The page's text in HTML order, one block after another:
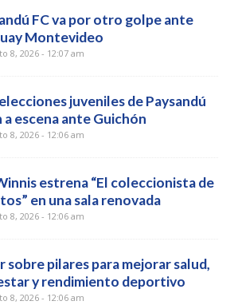
FC va por otro golpe ante
Montevideo
8, 2026 - 12:07 am
juveniles de Paysandú
a escena ante Guichón
8, 2026 - 12:06 am
estrena “El coleccionista de
en una sala renovada
8, 2026 - 12:06 am
sobre pilares para mejorar salud,
y rendimiento deportivo
8, 2026 - 12:06 am